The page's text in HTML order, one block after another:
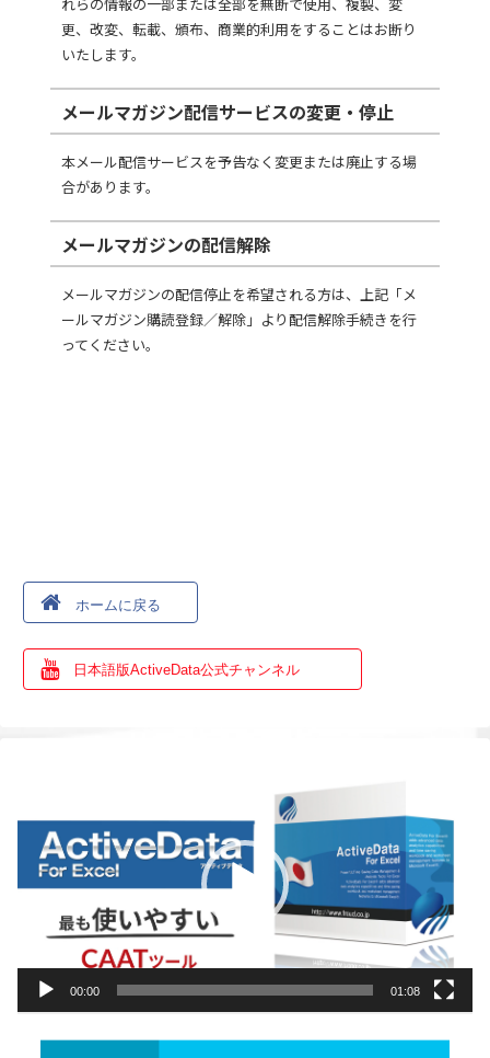
更、改変、転載、頒布、商業的利用をすることはお断り
いたします。
メールマガジン配信サービスの変更・停止
本メール配信サービスを予告なく変更または廃止する場
合があります。
メールマガジンの配信解除
メールマガジンの配信停止を希望される方は、上記「メ
ールマガジン購読登録／解除」より配信解除手続きを行
ってください。
ホームに戻る
日本語版ActiveData公式チャンネル
プ
ヤ
00:00 01:08